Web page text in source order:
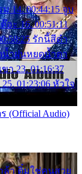
14. 00:44:15 จูบ
อะ 16. 00:51:11
รักนี้สีดำ
ดน้ำฝนหยดน้ำตา
า 23. 01:16:37
01:23:06 หัวใจ
(Official Audio)
ล้า ติ๋มใช่คนสวย